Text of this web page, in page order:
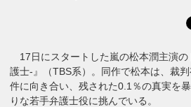
17日にスタートした嵐の松本潤主演の
護士‐』（TBS系）。同作で松本は、裁
件に向き合い、残された0.1％の真実を
りな若手弁護士役に挑んでいる。